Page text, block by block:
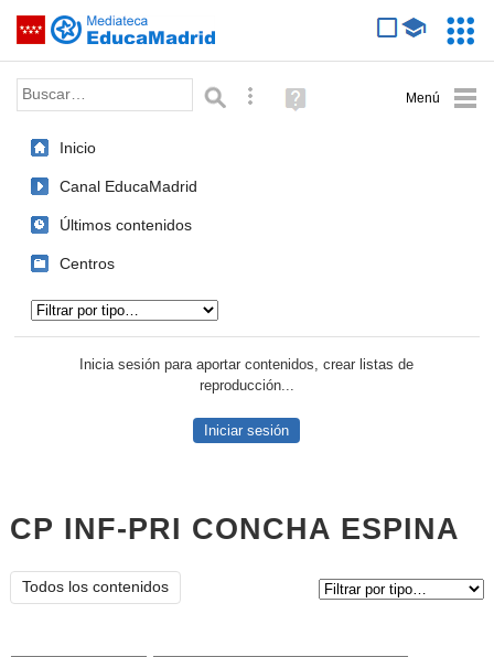
Saltar navegación
Palabra o frase: Búsqueda avanzada
Ayuda
(en
Inicio
Canal EducaMadrid
Últimos contenidos
Centros
Inicia sesión para aportar contenidos, crear listas de
reproducción...
Iniciar sesión
CP INF-PRI CONCHA ESPINA
Todos los contenidos